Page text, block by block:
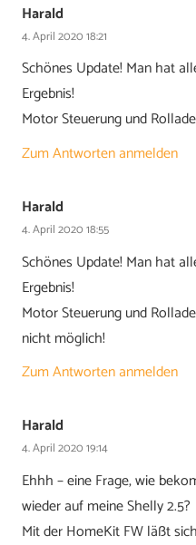
Harald
4. April 2020 18:21
Schönes Update! Man hat
Ergebnis!
Motor Steuerung und
Zum Antworten anmelden
Harald
4. April 2020 18:55
Schönes Update! Man hat
Ergebnis!
Motor Steuerung und
nicht möglich!
Zum Antworten anmelden
Harald
4. April 2020 19:14
Ehhh – eine Frage, wie
wieder auf meine Shelly 2.5?
Mit der HomeKit FW läßt